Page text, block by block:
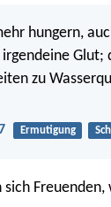
hungern,
Glut;
zu
Ermutigung
sich